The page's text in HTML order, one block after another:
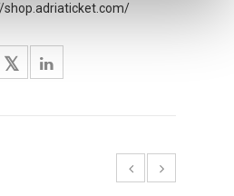
shop.adriaticket.com/